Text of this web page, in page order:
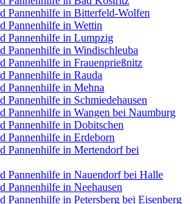
Pannenhilfe in Bitterfeld-Wolfen
Pannenhilfe in Wettin
Pannenhilfe in Lumpzig
Pannenhilfe in Windischleuba
Pannenhilfe in Frauenprießnitz
Pannenhilfe in Rauda
Pannenhilfe in Mehna
Pannenhilfe in Schmiedehausen
Pannenhilfe in Wangen bei Naumburg
Pannenhilfe in Dobitschen
Pannenhilfe in Erdeborn
Pannenhilfe in Mertendorf bei
Pannenhilfe in Nauendorf bei Halle
Pannenhilfe in Neehausen
Pannenhilfe in Petersberg bei Eisenberg